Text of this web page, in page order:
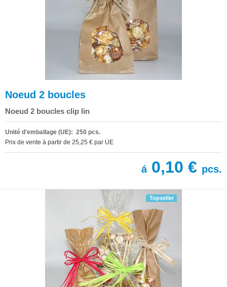
Noeud 2 boucles
Noeud 2 boucles clip lin
Unité d'emballage (UE): 250 pcs.
Prix de vente à partir de 25,25 € par UE
á0,10 € pcs.
Topseller